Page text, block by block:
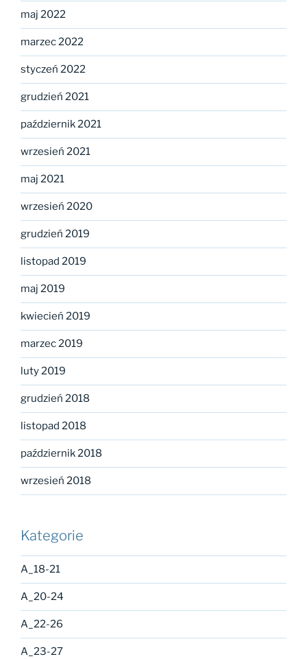
maj 2022
marzec 2022
styczeń 2022
grudzień 2021
październik 2021
wrzesień 2021
maj 2021
wrzesień 2020
grudzień 2019
listopad 2019
maj 2019
kwiecień 2019
marzec 2019
luty 2019
grudzień 2018
listopad 2018
październik 2018
wrzesień 2018
Kategorie
A_18-21
A_20-24
A_22-26
A_23-27